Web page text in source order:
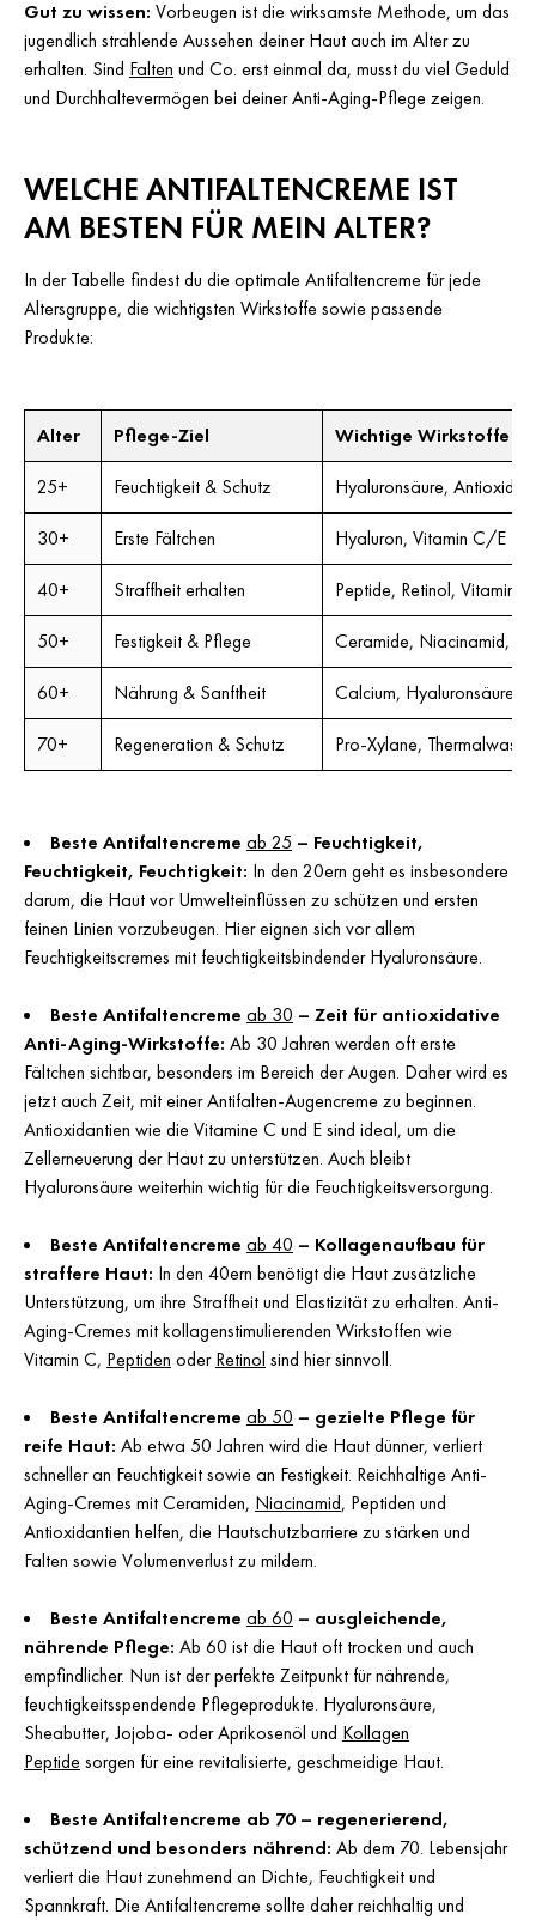
Gut zu wissen: Vorbeugen ist die wirksamste Methode, um das
jugendlich strahlende Aussehen deiner Haut auch im Alter zu
erhalten. Sind Falten und Co. erst einmal da, musst du viel Geduld
und Durchhaltevermögen bei deiner Anti-Aging-Pflege zeigen.
WELCHE ANTIFALTENCREME IST
AM BESTEN FÜR MEIN ALTER?
In der Tabelle findest du die optimale Antifaltencreme für jede
Altersgruppe, die wichtigsten Wirkstoffe sowie passende
Produkte:
Alter Pflege-Ziel Wichtige Wirkstoffe
25+ Feuchtigkeit & Schutz Hyaluronsäure,
30+ Erste Fältchen Hyaluron, Vitamin C/E
40+ Straffheit erhalten Peptide, Retinol, Vitamin C
50+ Festigkeit & Pflege Ceramide, Niacinamid,
60+ Nährung & Sanftheit Calcium, Hyaluronsäure,
70+ Regeneration & Schutz Pro-Xylane,
Beste Antifaltencreme ab 25 – Feuchtigkeit,
Feuchtigkeit, Feuchtigkeit: In den 20ern geht es insbesondere
darum, die Haut vor Umwelteinflüssen zu schützen und ersten
feinen Linien vorzubeugen. Hier eignen sich vor allem
Feuchtigkeitscremes mit feuchtigkeitsbindender Hyaluronsäure.
Beste Antifaltencreme ab 30 – Zeit für antioxidative
Anti-Aging-Wirkstoffe: Ab 30 Jahren werden oft erste
Fältchen sichtbar, besonders im Bereich der Augen. Daher wird es
jetzt auch Zeit, mit einer Antifalten-Augencreme zu beginnen.
Antioxidantien wie die Vitamine C und E sind ideal, um die
Zellerneuerung der Haut zu unterstützen. Auch bleibt
Hyaluronsäure weiterhin wichtig für die Feuchtigkeitsversorgung.
Beste Antifaltencreme ab 40 – Kollagenaufbau für
straffere Haut: In den 40ern benötigt die Haut zusätzliche
Unterstützung, um ihre Straffheit und Elastizität zu erhalten. Anti-
Aging-Cremes mit kollagenstimulierenden Wirkstoffen wie
Vitamin C, Peptiden oderRetinol sind hier sinnvoll.
Beste Antifaltencreme ab 50 – gezielte Pflege für
reife Haut: Ab etwa 50 Jahren wird die Haut dünner, verliert
schneller an Feuchtigkeit sowie an Festigkeit. Reichhaltige Anti-
Aging-Cremes mit Ceramiden, Niacinamid, Peptiden und
Antioxidantien helfen, die Hautschutzbarriere zu stärken und
Falten sowie Volumenverlust zu mildern.
Beste Antifaltencreme ab 60 – ausgleichende,
nährende Pflege: Ab 60 ist die Haut oft trocken und auch
empfindlicher. Nun ist der perfekte Zeitpunkt für nährende,
feuchtigkeitsspendende Pflegeprodukte. Hyaluronsäure,
Sheabutter, Jojoba- oder Aprikosenöl und Kollagen
Peptidesorgen für eine revitalisierte, geschmeidige Haut.
Beste Antifaltencreme ab 70 – regenerierend,
schützend und besonders nährend: Ab dem 70. Lebensjahr
verliert die Haut zunehmend an Dichte, Feuchtigkeit und
Spannkraft. Die Antifaltencreme sollte daher reichhaltig und